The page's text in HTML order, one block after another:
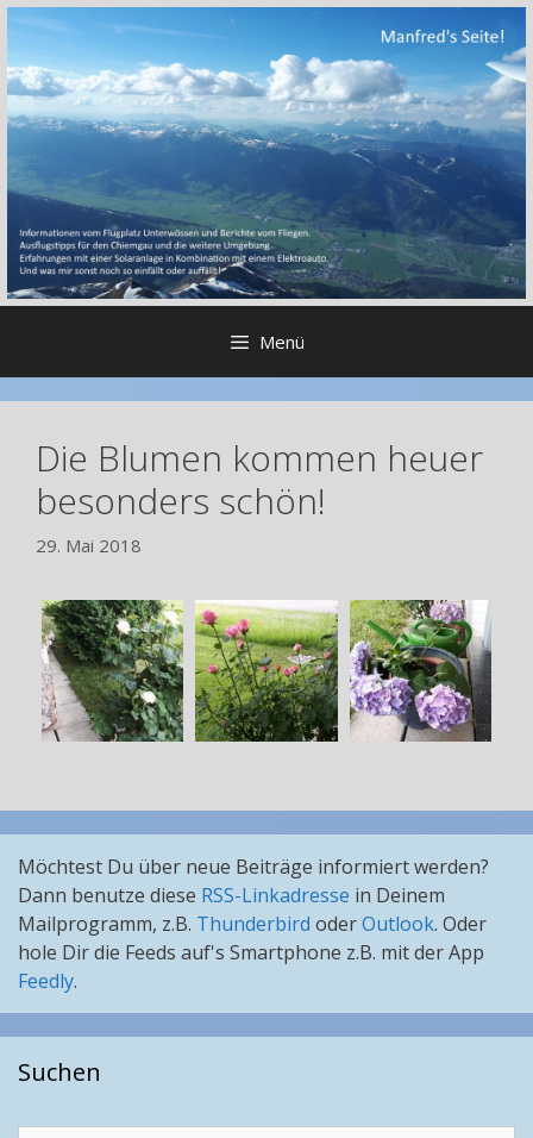
Zum
springen
Menü
Die Blumen kommen heuer
besonders schön!
29. Mai 2018
Möchtest Du über neue Beiträge informiert werden?
Dann benutze diese RSS-Linkadresse in Deinem
Mailprogramm, z.B. Thunderbird oderOutlook. Oder
hole Dir die Feeds auf's Smartphone z.B. mit der App
Feedly.
Suchen